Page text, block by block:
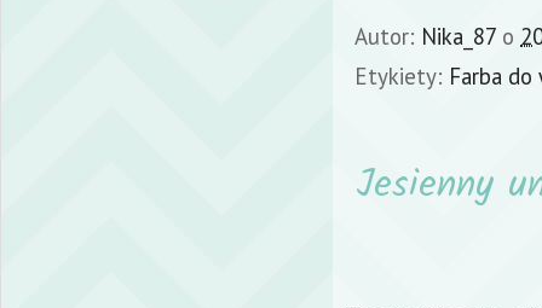
Autor: Nika_87 o
Etykiety: Farba do
Jesienny